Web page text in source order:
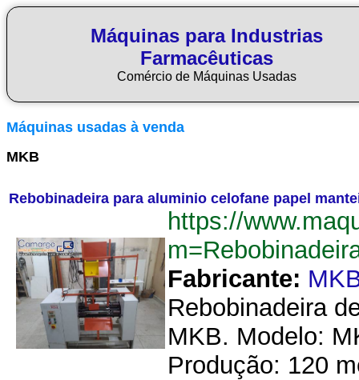
Máquinas para Industrias
Farmacêuticas
Comércio de Máquinas Usadas
Máquinas usadas à venda
MKB
Rebobinadeira para aluminio celofane papel
https://
Fabricante:
Rebobinadeira
MKB. Modelo:
Produção: 120